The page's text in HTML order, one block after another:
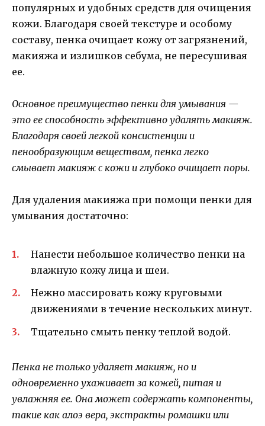
популярных и удобных средств для очищения
кожи. Благодаря своей текстуре и особому
составу, пенка очищает кожу от загрязнений,
макияжа и излишков себума, не пересушивая
ее.
Основное преимущество пенки для умывания —
это ее способность эффективно удалять макияж.
Благодаря своей легкой консистенции и
пенообразующим веществам, пенка легко
смывает макияж с кожи и глубоко очищает поры.
Для удаления макияжа при помощи пенки для
умывания достаточно:
Нанести небольшое количество пенки на
влажную кожу лица и шеи.
Нежно массировать кожу круговыми
движениями в течение нескольких минут.
Тщательно смыть пенку теплой водой.
Пенка не только удаляет макияж, но и
одновременно ухаживает за кожей, питая и
увлажняя ее. Она может содержать компоненты,
такие как алоэ вера, экстракты ромашки или